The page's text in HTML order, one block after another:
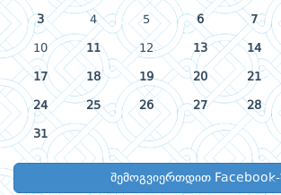
3 4 5 6 7
10 11 12 13 14
17 18 19 20 21
24 25 26 27 28
31
შემოგვიერთდით Facebook-